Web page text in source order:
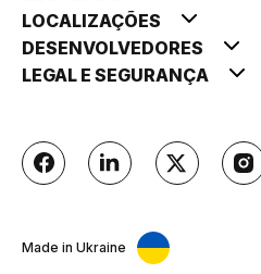
LOCALIZAÇÕES
DESENVOLVEDORES
LEGAL E SEGURANÇA
Made in Ukraine